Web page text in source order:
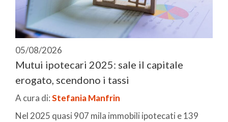
05/08/2026
Mutui ipotecari 2025: sale il capitale
erogato, scendono i tassi
A cura di:Stefania Manfrin
Nel 2025 quasi 907 mila immobili ipotecati e 139